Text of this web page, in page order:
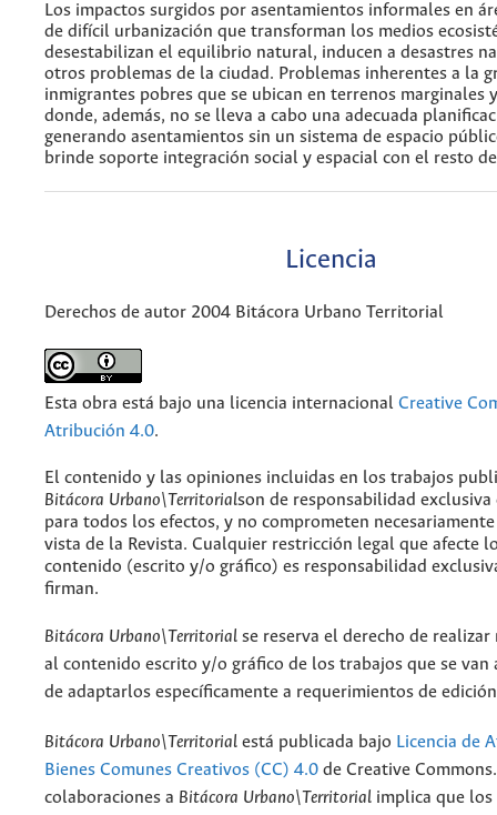
Los impactos surgidos por asentamientos informales en
de difícil urbanización que transforman los medios
desestabilizan el equilibrio natural, inducen a desastres
otros problemas de la ciudad. Problemas inherentes a la
inmigrantes pobres que se ubican en terrenos marginales
donde, además, no se lleva a cabo una adecuada
generando asentamientos sin un sistema de espacio
brinde soporte integración social y espacial con el resto
Licencia
Derechos de autor 2004 Bitácora Urbano Territorial
Esta obra está bajo una licencia internacional Creative
Atribución 4.0.
El contenido y las opiniones incluidas en los trabajos
Bitácora Urbano\Territorialson de responsabilidad exclusiva
para todos los efectos, y no comprometen
vista de la Revista. Cualquier restricción legal que afecte
contenido (escrito y/o gráfico) es responsabilidad
firman.
Bitácora Urbano\Territorial se reserva el derecho de realizar
al contenido escrito y/o gráfico de los trabajos que se van
de adaptarlos específicamente a requerimientos de
Bitácora Urbano\Territorial está publicada bajo Licencia de
Bienes Comunes Creativos (CC) 4.0 de Creative
colaboraciones a Bitácora Urbano\Territorial implica que los